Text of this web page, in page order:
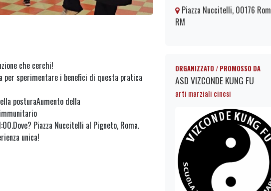
che cerchi!
sperimentare i benefici di questa pratica
posturaAumento della
Piazza Nuccitelli al Pigneto, Roma.
unica!
Piazza Nuccitelli, 00176
RM
ORGANIZZATO / PROMOSSO DA
ASD VIZCONDE KUNG FU
arti marziali cinesi